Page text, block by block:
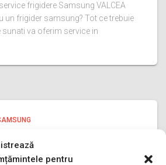
pentru
frigidere Samsung VALCEA
un frigider samsung? Tot ce trebuie
sunati va oferim service in
Samsung PRAHOVA
PRAHOVA Bine ati venit pe